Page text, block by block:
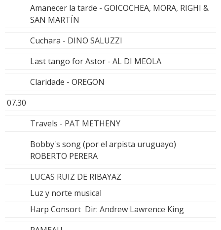
Amanecer la tarde - GOICOCHEA, MORA, RIGHI &
SAN MARTÍN
Cuchara - DINO SALUZZI
Last tango for Astor - AL DI MEOLA
Claridade - OREGON
07.30
Travels - PAT METHENY
Bobby's song (por el arpista uruguayo)
ROBERTO PERERA
LUCAS RUIZ DE RIBAYAZ
Luz y norte musical
Harp Consort Dir: Andrew Lawrence King